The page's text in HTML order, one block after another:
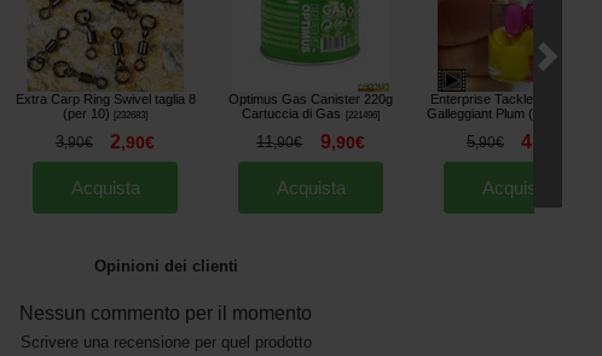
Extra Carp Ring Swivel taglia 8
(per 10)
[232683]
3,90€ 2,90€
Acquista
Optimus Gas Canister 220g
Cartuccia di Gas
221496]
11,90€ 9,90€
Acquista
Enterprise Tackle Maiz Dolce
Galleggiant Plum (per 8)
5,90€ 4
Acquista
Opinioni dei clienti
Nessun commento per il momento
Scrivere una recensione per quel prodotto